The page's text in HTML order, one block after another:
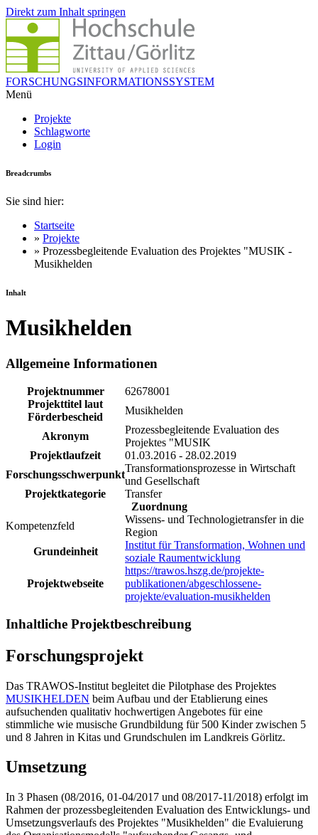
Direkt zum Inhalt springen
FORSCHUNGSINFORMATIONSSYSTEM
Menü
Projekte
Schlagworte
Login
Breadcrumbs
Sie sind hier:
Startseite
» Projekte
» Prozessbegleitende Evaluation des Projektes "MUSIK -
Musikhelden
Inhalt
Musikhelden
Allgemeine Informationen
Projektnummer
62678001
Projekttitel laut
Förderbescheid
Musikhelden
Akronym
Prozessbegleitende Evaluation des
Projektes "MUSIK
Projektlaufzeit
01.03.2016 - 28.02.2019
Forschungsschwerpunkt
Transformationsprozesse in Wirtschaft
und Gesellschaft
Projektkategorie
Transfer
Zuordnung
Kompetenzfeld
Wissens- und Technologietransfer in die
Region
Grundeinheit
Institut für Transformation, Wohnen und
soziale Raumentwicklung
Projektwebseite
https://trawos.hszg.de/projekte-
publikationen/abgeschlossene-
projekte/evaluation-musikhelden
Inhaltliche Projektbeschreibung
Forschungsprojekt
Das TRAWOS-Institut begleitet die Pilotphase des Projektes
MUSIKHELDEN beim Aufbau und der Etablierung eines
aufsuchenden qualitativ hochwertigen Angebotes für eine
stimmliche wie musische Grundbildung für 500 Kinder zwischen 5
und 8 Jahren in Kitas und Grundschulen im Landkreis Görlitz.
Umsetzung
In 3 Phasen (08/2016, 01-04/2017 und 08/2017-11/2018) erfolgt im
Rahmen der prozessbegleitenden Evaluation des Entwicklungs- und
Umsetzungsverlaufs des Projektes "Musikhelden" die Evaluierung